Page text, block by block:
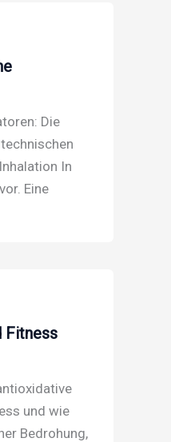
Die
In
Eine
Fitness
und wie
Bedrohung,